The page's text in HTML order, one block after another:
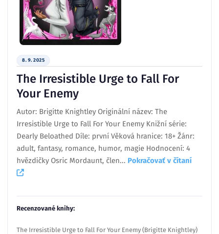
8. 9. 2025
The Irresistible Urge to Fall For
Your Enemy
Autor: Brigitte Knightley Originální název: The
Irresistible Urge to Fall For Your Enemy Knižní série:
Dearly Beloathed Díle: první Věková hranice: 18+ Žánr:
adult, fantasy, romance, humor, magie Hodnocení: 4
hvězdičky Osric Mordaunt, člen... Pokračovať v čítaní
Recenzované knihy:
The Irresistible Urge to Fall For Your Enemy (Brigitte Knightley)